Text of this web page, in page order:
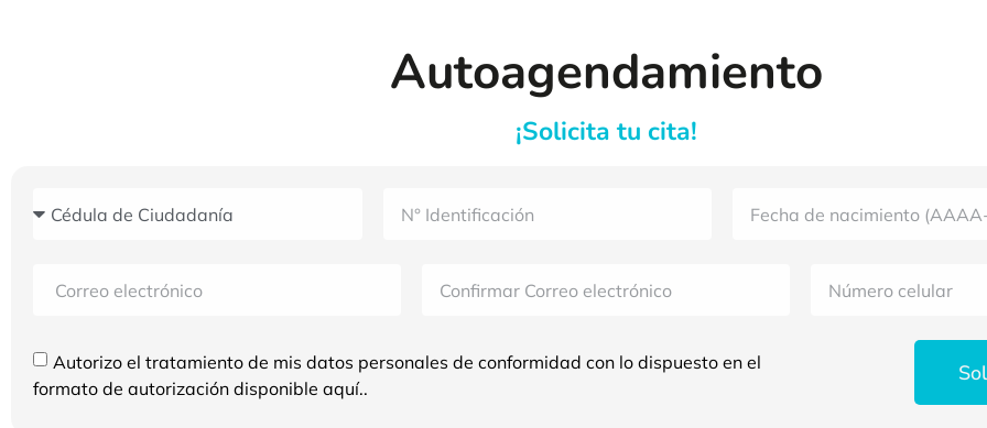
Autoagendamiento
¡Solicita tu cita!
Autorizo el tratamiento de mis datos personales de conformidad con lo dispuesto en el
formato de autorización disponible aquí..